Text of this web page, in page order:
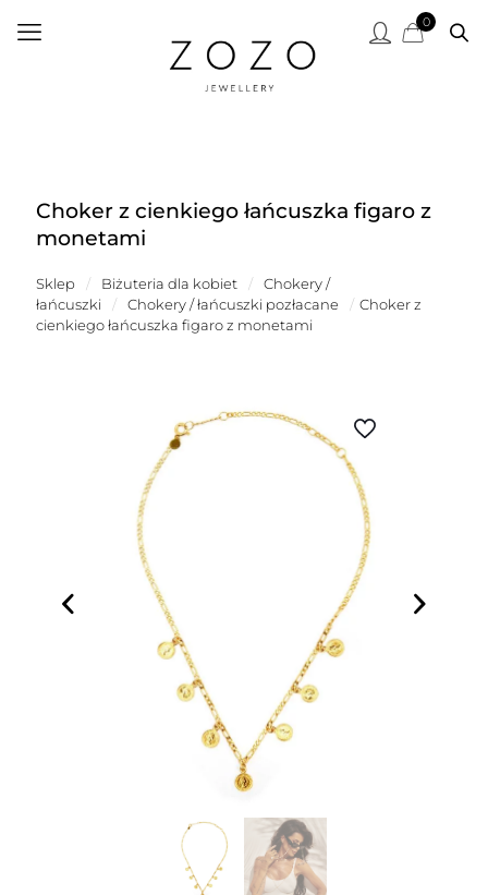
0
Choker z cienkiego łańcuszka figaro z
monetami
Sklep / Biżuteria dla kobiet /
Chokery /
łańcuszki
/ Chokery / łańcuszki pozłacane / Choker z
cienkiego łańcuszka figaro z monetami